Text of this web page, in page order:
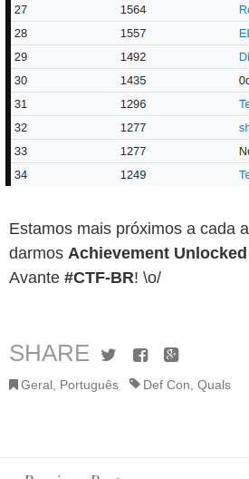
Estamos mais próximos a cada
darmos Achievement Unlocked
Avante #CTF-BR! \o/
SHARE TwitterFacebook
Google+
Geral Português Def Con Quals